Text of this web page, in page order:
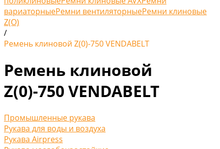
вариаторныеРемни вентиляторныеРемни клиновые
Z(O)
/
Ремень клиновой Z(0)-750 VENDABELT
Ремень клиновой
Z(0)-750 VENDABELT
Промышленные рукава
Рукава для воды и воздуха
Рукава Airpress